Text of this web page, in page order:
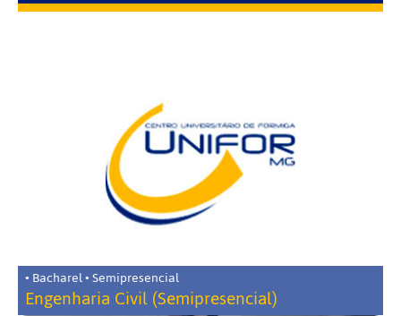
• Bacharel • Semipresencial
Engenharia Civil (Semipresencial)